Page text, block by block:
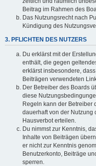
Beitrag im Rahmen des
Das Nutzungsrecht nach
Kündigung des
3. PFLICHTEN DES NUTZERS
Du erklärst mit der
enthält, die gegen
erklärst insbesondere,
Beiträgen verwendeten
Der Betreiber des Boards
diese
Regeln kann der Betreiber
dauerhaft von der Nutzung
Hausverbot erteilen.
Du nimmst zur Kenntnis,
Inhalte von Beiträgen
er nicht zur Kenntnis
Benutzerkonto, Beiträge
sperren.